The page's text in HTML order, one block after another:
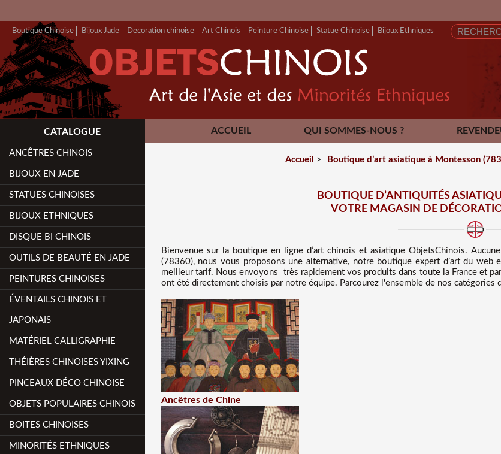
Boutique Chinoise Bijoux Jade Decoration chinoise Art Chinois Peinture Chinoise Statue Chinoise Bijoux Ethniques
ACCUEIL QUI SOMMES-NOUS ?
CONTACT
CATALOGUE
ANCÊTRES CHINOIS
BIJOUX EN JADE
STATUES CHINOISES
BIJOUX ETHNIQUES
DISQUE BI CHINOIS
OUTILS DE BEAUTÉ EN JADE
PEINTURES CHINOISES
ÉVENTAILS CHINOIS ET
JAPONAIS
MATÉRIEL CALLIGRAPHIE
THÉIÈRES CHINOISES YIXING
PINCEAUX DÉCO CHINOISE
OBJETS POPULAIRES CHINOIS
BOITES CHINOISES
MINORITÉS ETHNIQUES
Accueil > Boutique d’art asiatique à Montesson
BOUTIQUE D’ANTIQUITÉS
VOTRE MAGASIN DE
Bienvenue sur la boutique en ligne d’art chinois et asiatiqueObjetsChinois.
(78360), nous vous proposons une alternative, notre boutique expert d’art du
meilleur tarif. Nousenvoyons très rapidement vos produits dans toute la France et
ont été directement choisis par notre équipe. Parcourez l'ensemble de nos
Ancêtres de Chine